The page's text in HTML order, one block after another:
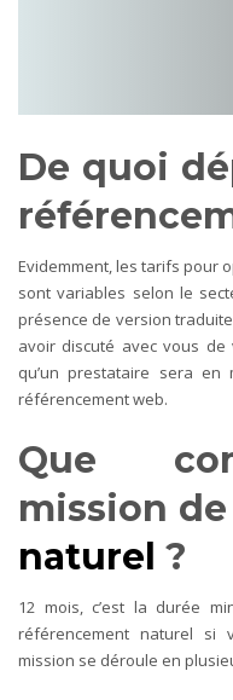
De quoi
Evidemment, les tarifs pour
sont variables selon le
présence de version
avoir discuté avec vous
qu’un prestataire sera en
référencement web.
Que
mission de
naturel ?
12 mois, c’est la durée
référencement naturel si
mission se déroule en